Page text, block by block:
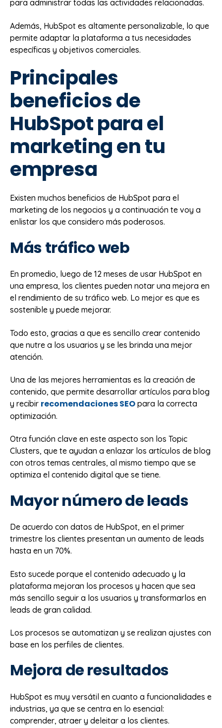
para administrar todas las actividades relacionadas.
Además, HubSpot es altamente personalizable, lo que
permite adaptar la plataforma a tus necesidades
específicas y objetivos comerciales.
Principales
beneficios de
HubSpot para el
marketing en tu
empresa
Existen muchos beneficios de HubSpot para el
marketing de los negocios y a continuación te voy a
enlistar los que considero más poderosos.
Más tráfico web
En promedio, luego de 12 meses de usar HubSpot en
una empresa, los clientes pueden notar una mejora en
el rendimiento de su tráfico web. Lo mejor es que es
sostenible y puede mejorar.
Todo esto, gracias a que es sencillo crear contenido
que nutre a los usuarios y se les brinda una mejor
atención.
Una de las mejores herramientas es la creación de
contenido, que permite desarrollar artículos para blog
y recibir recomendaciones SEO para la correcta
optimización.
Otra función clave en este aspecto son los Topic
Clusters, que te ayudan a enlazar los artículos de blog
con otros temas centrales, al mismo tiempo que se
optimiza el contenido digital que se tiene.
Mayor número de leads
De acuerdo con datos de HubSpot, en el primer
trimestre los clientes presentan un aumento de leads
hasta en un 70%.
Esto sucede porque el contenido adecuado y la
plataforma mejoran los procesos y hacen que sea
más sencillo seguir a los usuarios y transformarlos en
leads de gran calidad.
Los procesos se automatizan y se realizan ajustes con
base en los perfiles de clientes.
Mejora de resultados
HubSpot es muy versátil en cuanto a funcionalidades e
industrias, ya que se centra en lo esencial:
comprender, atraer y deleitar a los clientes.